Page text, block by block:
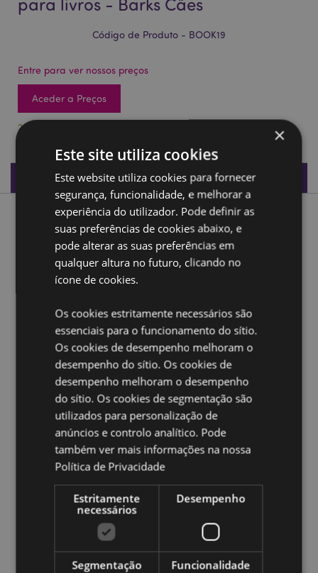
Código de Produto - BOOK19
Entre para ver nossos preços
Aceder a Preços
2448 em stock
Especificações do Produto
Descrição do Produto
Set de marcadores magnéticos para livros - Barks Cães
Material:Íman metálico, Papel
Ampliar informação:
Quer saber mais acerca de comprar na Puckator?
a nossaGuia de informação para o cliente.
Caracteristicas do Produto
Altura 4cm Largura 2.5cm Profundidade 0.1cm
5055071504488
288
0.024000
Não
×
Este site utiliza cookies
Este website utiliza cookies para fornecer
segurança, funcionalidade, e melhorar a
experiência do utilizador. Pode definir as
suas preferências de cookies abaixo, e
pode alterar as suas preferências em
qualquer altura no futuro, clicando no
ícone de cookies.
Os cookies estritamente necessários são
essenciais para o funcionamento do sítio.
Os cookies de desempenho melhoram o
desempenho do sítio. Os cookies de
desempenho melhoram o desempenho
do sítio. Os cookies de segmentação são
utilizados para personalização de
anúncios e controlo analítico. Pode
também ver mais informações na nossa
Política de Privacidade
Estritamente
necessários
Desempenho
Segmentação Funcionalidade